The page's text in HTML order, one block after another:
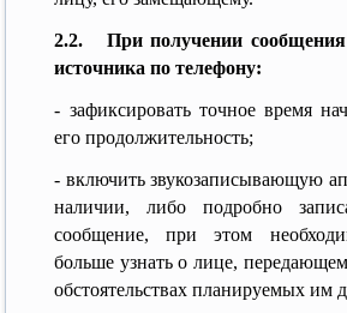
2.2.
При получении
источника по телефону:
- зафиксировать точное время
его продолжительность;
- включить звукозаписывающую
наличии, либо подробно
сообщение, при этом
больше узнать о лице,
обстоятельствах планируемых им